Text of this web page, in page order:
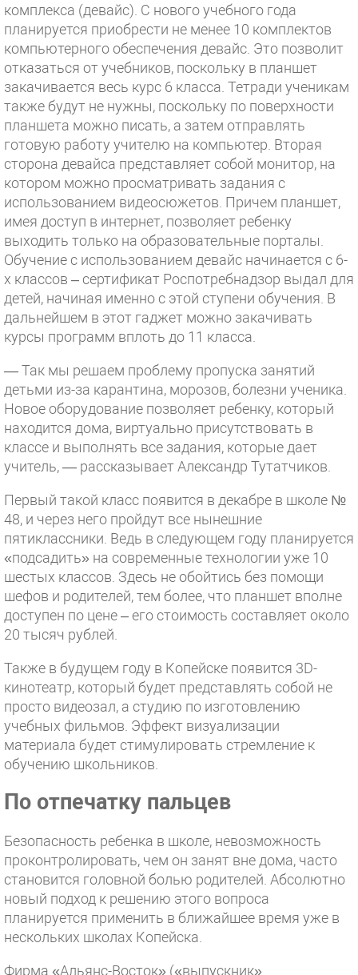
комплекса (девайс). С нового учебного года
планируется приобрести не менее 10 комплектов
компьютерного обеспечения девайс. Это позволит
отказаться от учебников, поскольку в планшет
закачивается весь курс 6 класса. Тетради ученикам
также будут не нужны, поскольку по поверхности
планшета можно писать, а затем отправлять
готовую работу учителю на компьютер. Вторая
сторона девайса представляет собой монитор, на
котором можно просматривать задания с
использованием видеосюжетов. Причем планшет,
имея доступ в интернет, позволяет ребенку
выходить только на образовательные порталы.
Обучение с использованием девайс начинается с 6-
х классов – сертификат Роспотребнадзор выдал для
детей, начиная именно с этой ступени обучения. В
дальнейшем в этот гаджет можно закачивать
курсы программ вплоть до 11 класса.
— Так мы решаем проблему пропуска занятий
детьми из-за карантина, морозов, болезни ученика.
Новое оборудование позволяет ребенку, который
находится дома, виртуально присутствовать в
классе и выполнять все задания, которые дает
учитель, — рассказывает Александр Тутатчиков.
Первый такой класс появится в декабре в школе №
48, и через него пройдут все нынешние
пятиклассники. Ведь в следующем году планируется
«подсадить» на современные технологии уже 10
шестых классов. Здесь не обойтись без помощи
шефов и родителей, тем более, что планшет вполне
доступен по цене – его стоимость составляет около
20 тысяч рублей.
Также в будущем году в Копейске появится 3D-
кинотеатр, который будет представлять собой не
просто видеозал, а студию по изготовлению
учебных фильмов. Эффект визуализации
материала будет стимулировать стремление к
обучению школьников.
По отпечатку пальцев
Безопасность ребенка в школе, невозможность
проконтролировать, чем он занят вне дома, часто
становится головной болью родителей. Абсолютно
новый подход к решению этого вопроса
планируется применить в ближайшее время уже в
нескольких школах Копейска.
Фирма «Альянс-Восток» («выпускник»